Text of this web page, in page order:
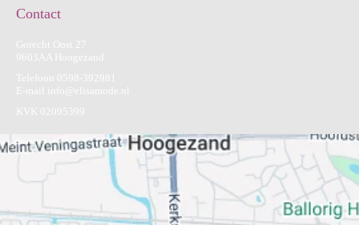
Contact
Gorecht Oost 27
9603AA Hoogezand
Telefoon
0598-392981
E-mail
info@elisamode.nl
KVK 02095399